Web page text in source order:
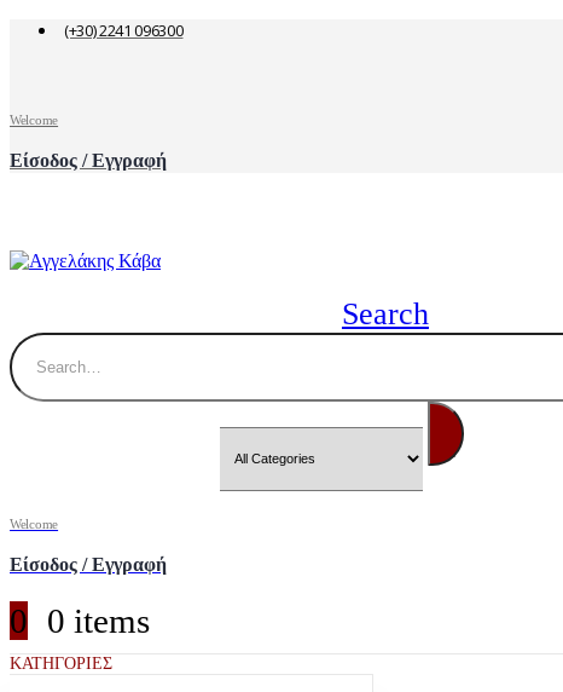
(+30) 2241 096300
Welcome
Είσοδος / Εγγραφή
Search
Welcome
Είσοδος / Εγγραφή
0 0 items
ΚΑΤΗΓΟΡΙΕΣ